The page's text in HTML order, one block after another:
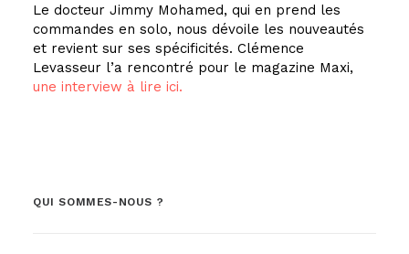
Le docteur Jimmy Mohamed, qui en prend les
commandes en solo, nous dévoile les nouveautés
et revient sur ses spécificités. Clémence
Levasseur l’a rencontré pour le magazine Maxi,
une interview à lire ici.
QUI SOMMES-NOUS ?